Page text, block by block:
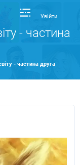
Увійти
- частина
- частина друга